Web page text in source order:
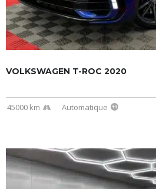
VOLKSWAGEN T-ROC 2020
45000 km Automatique